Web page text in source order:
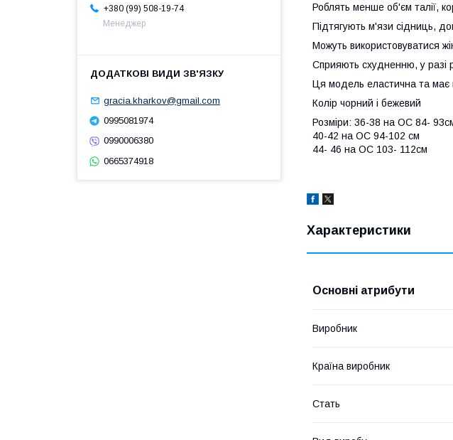
Роблять менше об'єм талії,
Підтягують м'язи сідниць,
Можуть використовуватися
Сприяють схудненню, у разі
Ця модель еластична та має
Колір чорний і бежевий
Розміри: 36-38 на ОС 84-
40-42 на ОС 94-102 см
44- 46 на ОС 103- 112см
Характеристики
Основні атрибути
Виробник
Країна виробник
Стать
+380 (99) 508-19-74
Менеджер
gracia.kharkov@gmail.com
0995081974
0990006380
0665374918